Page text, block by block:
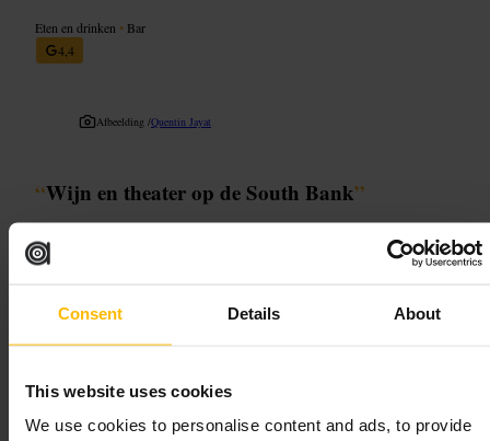
Consent Details About
This website uses cookies
We use cookies to personalise content and ads, to provide
Eten en drinken • Bar
4,4
Afbeelding /Quentin Jayat
“Wijn en theater op de South Bank”
Wat u kunt verwachten